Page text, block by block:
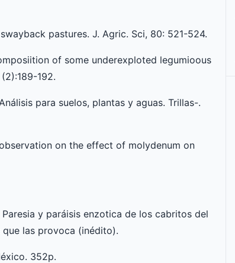
pastures. J. Agric. Sci, 80: 521-524.
of some underexploted legumioous
192.
para suelos, plantas y aguas. Trillas-.
on the effect of molydenum on
Paresia y paráisis enzotica de los cabritos del
las provoca (inédito).
352p.